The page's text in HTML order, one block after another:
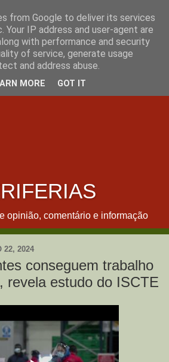
opinião, comentário e informação
22, 2024
conseguem trabalho
revela estudo do ISCTE
from Google to deliver its services
Your IP address and user-agent are
with performance and security
of service, generate usage
and address abuse.
MORE GOT IT